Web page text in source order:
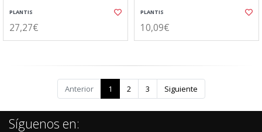
PLANTIS
27,27€
PLANTIS
10,09€
Anterior 1 2 3 Siguiente
Síguenos en: